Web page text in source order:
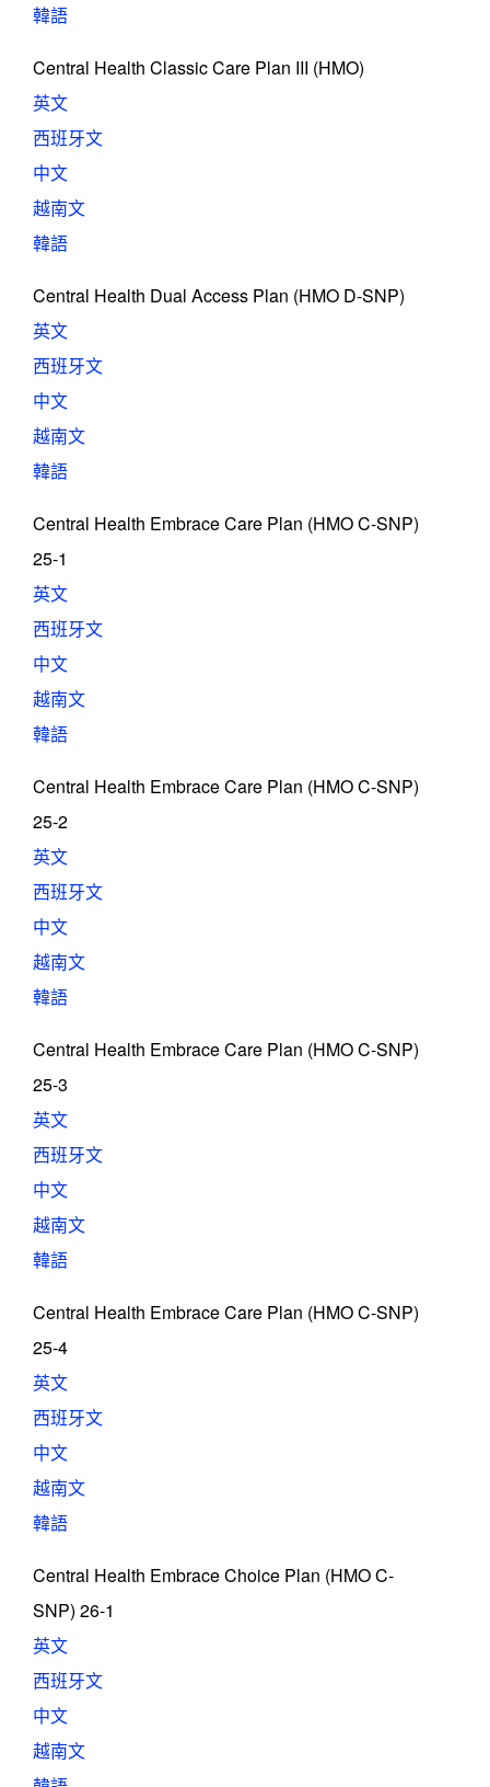
韓語
Central Health Classic Care Plan III (HMO)
英文
西班牙文
中文
越南文
韓語
Central Health Dual Access Plan (HMO D-SNP)
英文
西班牙文
中文
越南文
韓語
Central Health Embrace Care Plan (HMO C-SNP)
25-1
英文
西班牙文
中文
越南文
韓語
Central Health Embrace Care Plan (HMO C-SNP)
25-2
英文
西班牙文
中文
越南文
韓語
Central Health Embrace Care Plan (HMO C-SNP)
25-3
英文
西班牙文
中文
越南文
韓語
Central Health Embrace Care Plan (HMO C-SNP)
25-4
英文
西班牙文
中文
越南文
韓語
Central Health Embrace Choice Plan (HMO C-
SNP) 26-1
英文
西班牙文
中文
越南文